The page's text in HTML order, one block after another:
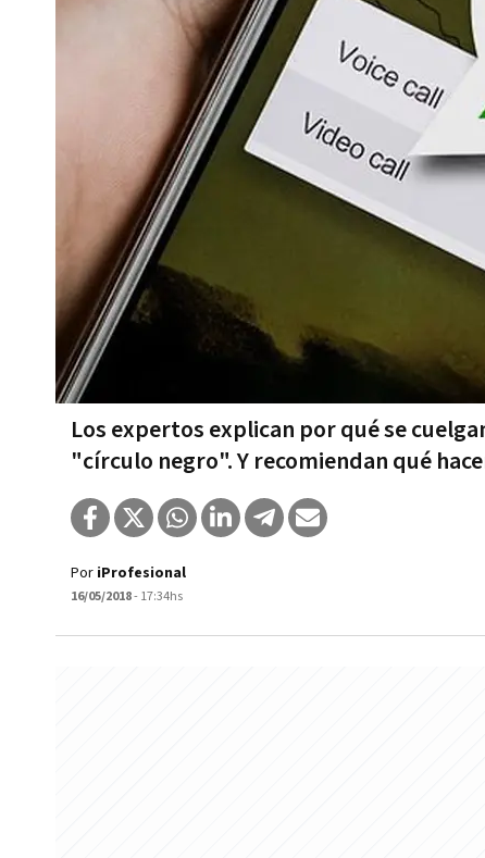
Los expertos explican por qué se
"círculo negro". Y recomiendan qué
Por iProfesional
16/05/2018- 17:34hs